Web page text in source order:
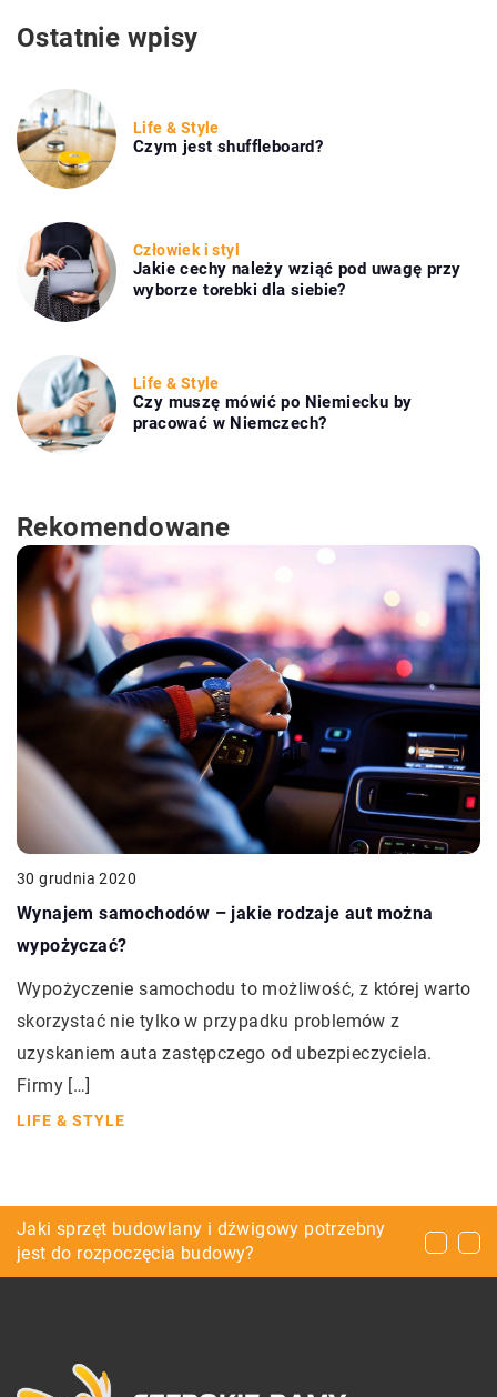
Ostatnie wpisy
Life & Style
Czym jest shuffleboard?
Człowiek i styl
Jakie cechy należy wziąć pod uwagę przy
wyborze torebki dla siebie?
Life & Style
Czy muszę mówić po Niemiecku by
pracować w Niemczech?
Rekomendowane
30 grudnia 2020
Wynajem samochodów – jakie rodzaje aut można
wypożyczać?
Wypożyczenie samochodu to możliwość, z której warto
skorzystać nie tylko w przypadku problemów z
uzyskaniem auta zastępczego od ubezpieczyciela.
Firmy […]
LIFE & STYLE
Pellet jako alternatywa dla ekogroszku
Jaki sprzęt budowlany i dźwigowy potrzebny
jest do rozpoczęcia budowy?
Technologia powszechnie używana przy
organizacji dużych imprez masowych